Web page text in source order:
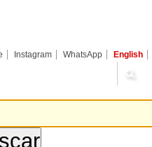
Instagram WhatsApp English